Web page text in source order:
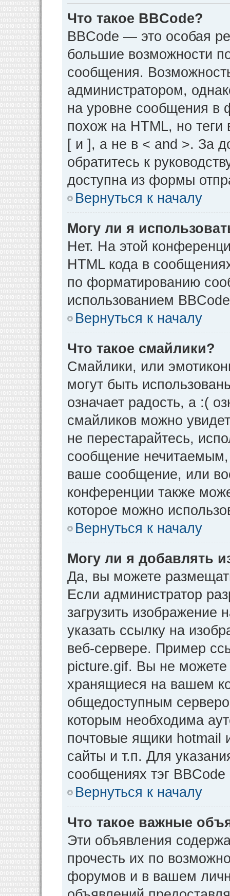
Что такое BBCode?
BBCode — это особая
большие возможности
сообщения.
администратором,
на уровне сообщения в
похож на HTML, но теги
[ и ], а не в < and >. За
обратитесь к
доступна из формы
Вернуться к началу
Могу ли я
Нет. На этой
HTML кода в
по форматированию
использованием
Вернуться к началу
Что такое смайлики?
Смайлики, или
могут быть
означает радость, а :(
смайликов можно
не перестарайтесь,
сообщение нечитаемым,
ваше сообщение, или
конференции также
которое можно
Вернуться к началу
Могу ли я добавлять
Да, вы можете
Если администратор
загрузить
указать ссылку на
веб-сервере. Пример
picture.gif. Вы не можете
хранящиеся на вашем
общедоступным
которым необходима
почтовые ящики
сайты и т.п. Для
сообщениях тэг BBCode
Вернуться к началу
Что такое важные
Эти объявления
прочесть их по
форумов и в вашем